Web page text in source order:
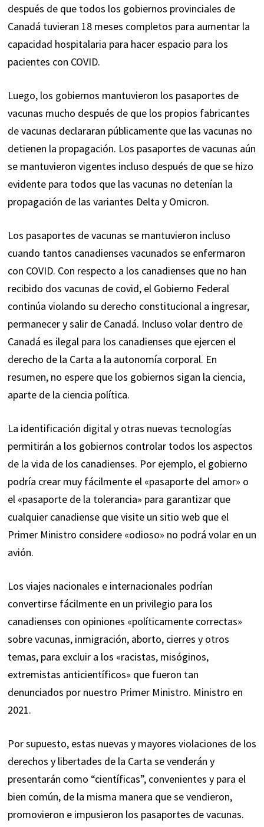
después de que todos los gobiernos provinciales de
Canadá tuvieran 18 meses completos para aumentar la
capacidad hospitalaria para hacer espacio para los
pacientes con COVID.
Luego, los gobiernos mantuvieron los pasaportes de
vacunas mucho después de que los propios fabricantes
de vacunas declararan públicamente que las vacunas no
detienen la propagación. Los pasaportes de vacunas aún
se mantuvieron vigentes incluso después de que se hizo
evidente para todos que las vacunas no detenían la
propagación de las variantes Delta y Omicron.
Los pasaportes de vacunas se mantuvieron incluso
cuando tantos canadienses vacunados se enfermaron
con COVID. Con respecto a los canadienses que no han
recibido dos vacunas de covid, el Gobierno Federal
continúa violando su derecho constitucional a ingresar,
permanecer y salir de Canadá. Incluso volar dentro de
Canadá es ilegal para los canadienses que ejercen el
derecho de la Carta a la autonomía corporal. En
resumen, no espere que los gobiernos sigan la ciencia,
aparte de la ciencia política.
La identificación digital y otras nuevas tecnologías
permitirán a los gobiernos controlar todos los aspectos
de la vida de los canadienses. Por ejemplo, el gobierno
podría crear muy fácilmente el «pasaporte del amor» o
el «pasaporte de la tolerancia» para garantizar que
cualquier canadiense que visite un sitio web que el
Primer Ministro considere «odioso» no podrá volar en un
avión.
Los viajes nacionales e internacionales podrían
convertirse fácilmente en un privilegio para los
canadienses con opiniones «políticamente correctas»
sobre vacunas, inmigración, aborto, cierres y otros
temas, para excluir a los «racistas, misóginos,
extremistas anticientíficos» que fueron tan
denunciados por nuestro Primer Ministro. Ministro en
2021.
Por supuesto, estas nuevas y mayores violaciones de los
derechos y libertades de la Carta se venderán y
presentarán como “científicas”, convenientes y para el
bien común, de la misma manera que se vendieron,
promovieron e impusieron los pasaportes de vacunas.